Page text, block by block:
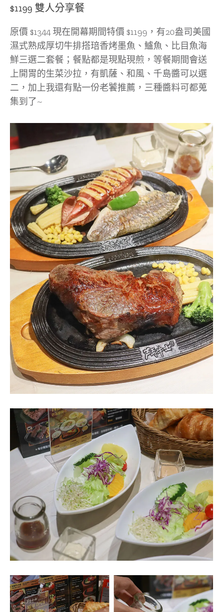
$1199 雙人分享餐
原價 $1344 現在開幕期間特價 $1199，有20盎司美國
濕式熟成厚切牛排搭琣香烤墨魚、鱸魚、比目魚海
鮮三選二套餐；餐點都是現點現煎，等餐期間會送
上開胃的生菜沙拉，有凱薩、和風、千島醬可以選
二，加上我還有點一份老饕推薦，三種醬料可都蒐
集到了~